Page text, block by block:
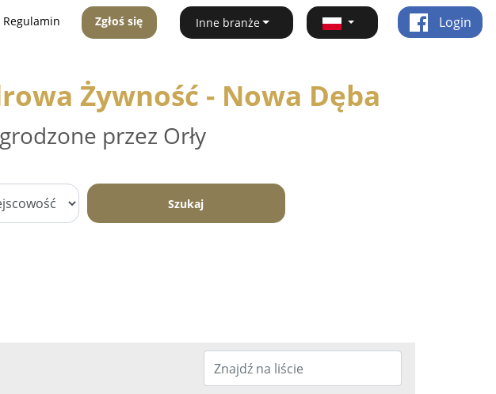
Regulamin Zgłoś się Inne branże Login
Żywność - Nowa Dęba
przez Orły
Szukaj